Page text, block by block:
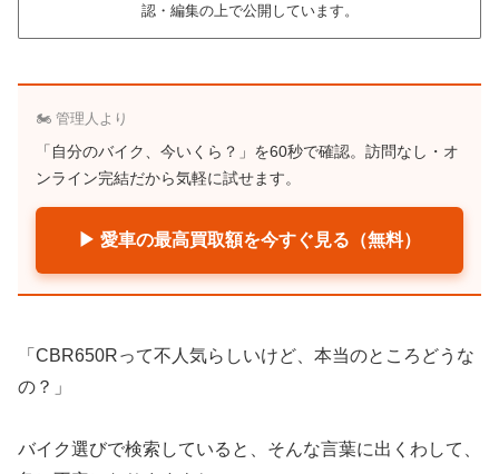
認・編集の上で公開しています。
🏍️ 管理人より
「自分のバイク、今いくら？」を60秒で確認。訪問なし・オ
ンライン完結だから気軽に試せます。
▶ 愛車の最高買取額を今すぐ見る（無料）
「CBR650Rって不人気らしいけど、本当のところどうな
の？」
バイク選びで検索していると、そんな言葉に出くわして、